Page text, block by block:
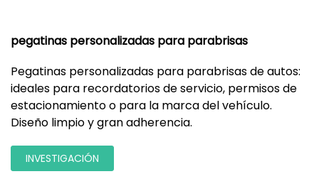
pegatinas personalizadas para parabrisas
Pegatinas personalizadas para parabrisas de autos:
ideales para recordatorios de servicio, permisos de
estacionamiento o para la marca del vehículo.
Diseño limpio y gran adherencia.
INVESTIGACIÓN